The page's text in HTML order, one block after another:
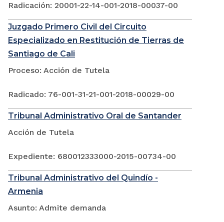
Radicación: 20001-22-14-001-2018-00037-00
Juzgado Primero Civil del Circuito
Especializado en Restitución de Tierras de
Santiago de Cali
Proceso: Acción de Tutela
Radicado: 76-001-31-21-001-2018-00029-00
Tribunal Administrativo Oral de Santander
Acción de Tutela
Expediente: 680012333000-2015-00734-00
Tribunal Administrativo del Quindío -
Armenia
Asunto: Admite demanda